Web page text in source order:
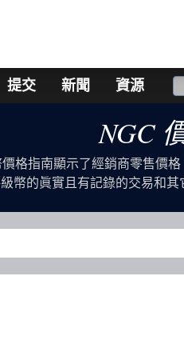
提交 新聞 資源
NGC
格指南顯示了經銷商零售價
幣的眞實且有記錄的交易和其